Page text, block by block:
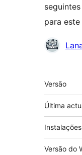
para
Versão
Última
Versão do